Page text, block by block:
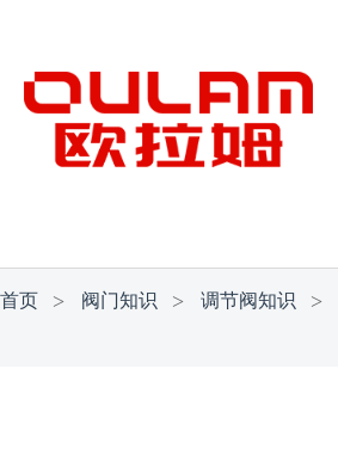
首页 阀门知识 调节阀知识